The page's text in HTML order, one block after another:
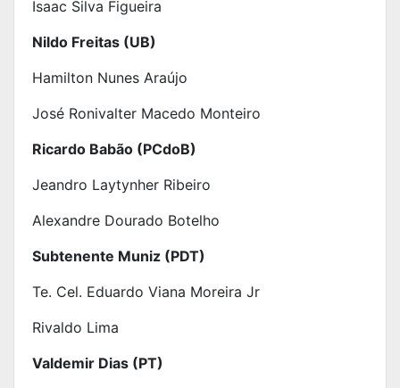
Isaac Silva Figueira
Nildo Freitas (UB)
Hamilton Nunes Araújo
José Ronivalter Macedo Monteiro
Ricardo Babão (PCdoB)
Jeandro Laytynher Ribeiro
Alexandre Dourado Botelho
Subtenente Muniz (PDT)
Te. Cel. Eduardo Viana Moreira Jr
Rivaldo Lima
Valdemir Dias (PT)